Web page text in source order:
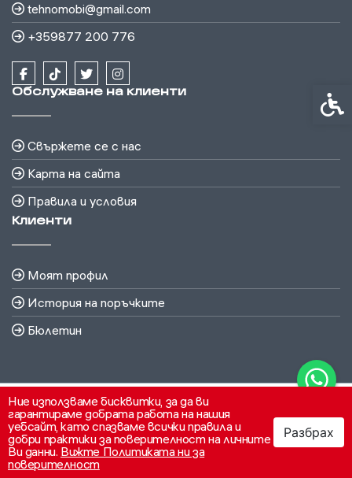
Ние използваме бисквитки, за да ви
гарантираме добрата работа на нашия
уебсайт, като спазваме всички правила и
добри практики за поверителност на личните
Ви данни. Вижте Политиката ни за
поверителност
Разбрах
tehnomobi@gmail.com
+359877 200 776
Обслужване на клиенти
Свържете се с нас
Карта на сайта
Правила и условия
Клиенти
Моят профил
История на поръчките
Бюлетин